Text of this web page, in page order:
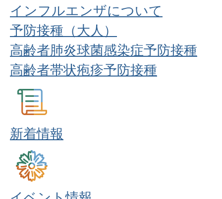
インフルエンザについて
予防接種（大人）
高齢者肺炎球菌感染症予防接種
高齢者帯状疱疹予防接種
新着情報